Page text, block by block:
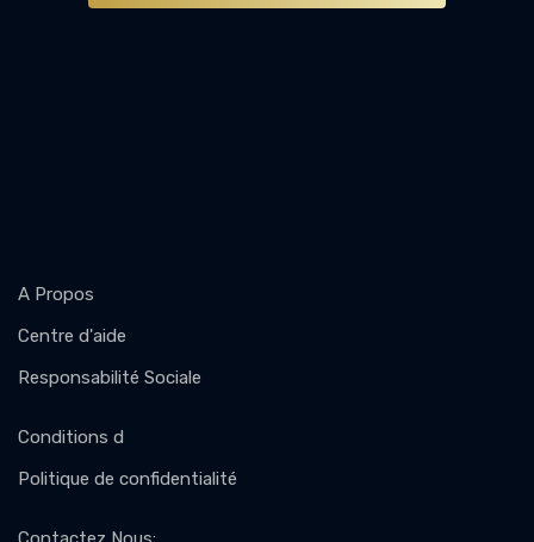
A Propos
Centre d'aide
Responsabilité Sociale
Conditions d
Politique de confidentialité